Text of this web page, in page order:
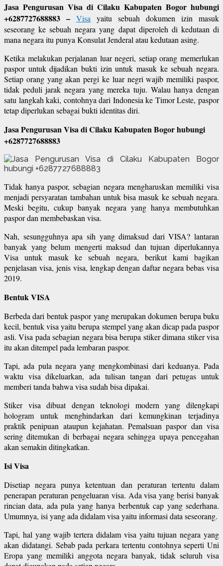
Jasa Pengurusan Visa di Cilaku Kabupaten Bogor hubungi
+6287727688883 – Visa yaitu sebuah dokumen izin masuk
seseorang ke sebuah negara yang dapat diperoleh di kedutaan di
mana negara itu punya Konsulat Jenderal atau kedutaan asing.
Ketika melakukan perjalanan luar negeri, setiap orang memerlukan
paspor untuk dijadikan bukti izin untuk masuk ke sebuah negara.
Setiap orang yang akan pergi ke luar negri wajib memiliki paspor,
tidak peduli jarak negara yang mereka tuju. Walau hanya dengan
satu langkah kaki, contohnya dari Indonesia ke Timor Leste, paspor
tetap diperlukan sebagai bukti identitas diri.
Jasa Pengurusan Visa di Cilaku Kabupaten Bogor hubungi
+6287727688883
Tidak hanya paspor, sebagian negara mengharuskan memiliki visa
menjadi persyaratan tambahan untuk bisa masuk ke sebuah negara.
Meski begitu, cukup banyak negara yang hanya membutuhkan
paspor dan membebaskan visa.
Nah, sesungguhnya apa sih yang dimaksud dari VISA? lantaran
banyak yang belum mengerti maksud dan tujuan diperlukannya
Visa untuk masuk ke sebuah negara, berikut kami bagikan
penjelasan visa, jenis visa, lengkap dengan daftar negara bebas visa
2019.
Bentuk VISA
Berbeda dari bentuk paspor yang merupakan dokumen berupa buku
kecil, bentuk visa yaitu berupa stempel yang akan dicap pada paspor
asli. Visa pada sebagian negara bisa berupa stiker dimana stiker visa
itu akan ditempel pada lembaran paspor.
Tapi, ada pula negara yang mengkombinasi dari keduanya. Pada
waktu visa dikeluarkan, ada tulisan tangan dari petugas untuk
memberi tanda bahwa visa sudah bisa dipakai.
Stiker visa dibuat dengan teknologi modern yang dilengkapi
hologram untuk menghindarkan dari kemungkinan terjadinya
praktik penipuan ataupun kejahatan. Pemalsuan paspor dan visa
sering ditemukan di berbagai negara sehingga upaya pencegahan
akan semakin ditingkatkan.
Isi Visa
Disetiap negara punya ketentuan dan peraturan tertentu dalam
penerapan peraturan pengeluaran visa. Ada visa yang berisi banyak
rincian data, ada pula yang hanya berbentuk cap yang sederhana.
Umumnya, isi yang ada didalam visa yaitu informasi data seseorang.
Tapi, hal yang wajib tertera didalam visa yaitu tujuan negara yang
akan didatangi. Sebab pada perkara tertentu contohnya seperti Uni
Eropa yang memiliki anggota negara banyak, tidak seluruh visa